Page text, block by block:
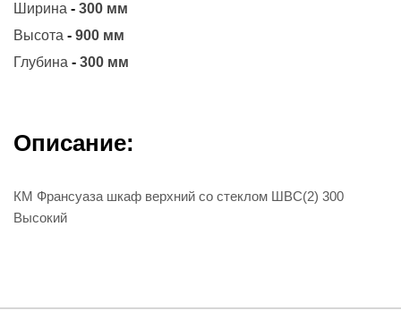
Ширина - 300 мм
Высота - 900 мм
Глубина - 300 мм
Описание:
КМ Франсуаза шкаф верхний со стеклом ШВС(2) 300
Высокий